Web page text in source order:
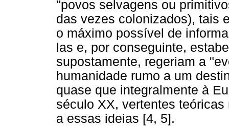
"povos selvagens ou
das vezes colonizados), tais
o máximo possível de
las e, por conseguinte,
supostamente, regeriam a
humanidade rumo a um
quase que integralmente à
século XX, vertentes
a essas ideias [4, 5].